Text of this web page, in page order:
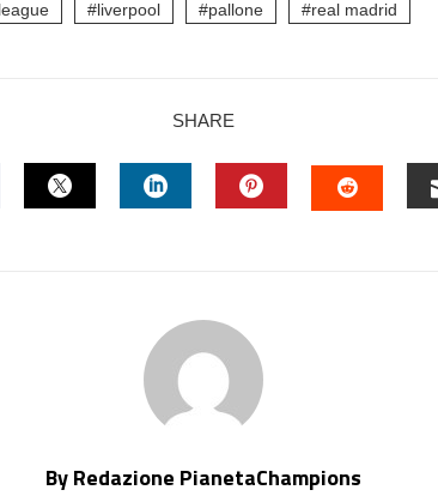
league liverpool pallone real madrid
SHARE
By Redazione PianetaChampions